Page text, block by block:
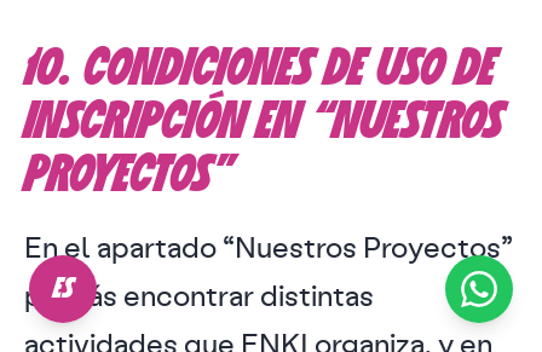
10. CONDICIONES DE USO DE
INSCRIPCIÓN EN “NUESTROS
PROYECTOS”
En el apartado “Nuestros Proyectos”
podrás encontrar distintas
actividades que ENKI organiza, y en
ES